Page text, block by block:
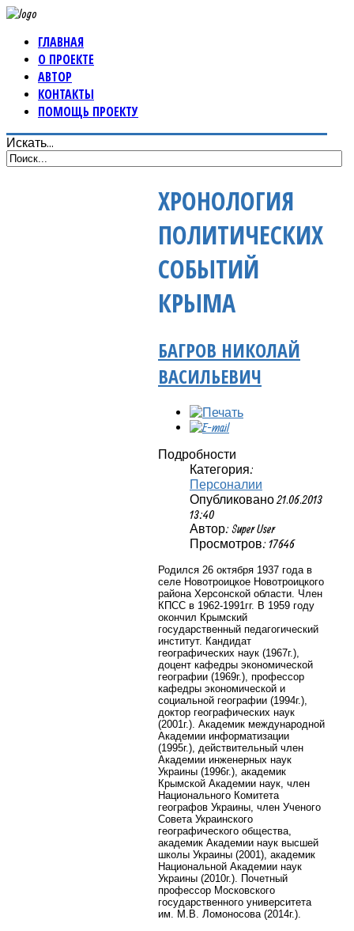
ГЛАВНАЯ
О ПРОЕКТЕ
АВТОР
КОНТАКТЫ
ПОМОЩЬ ПРОЕКТУ
Искать...
ХРОНОЛОГИЯ
ПОЛИТИЧЕСКИХ
СОБЫТИЙ
КРЫМА
БАГРОВ НИКОЛАЙ
ВАСИЛЬЕВИЧ
Подробности
Категория:
Персоналии
Опубликовано 21.06.2013
13:40
Автор: Super User
Просмотров: 17646
Родился 26 октября 1937 года в
селе Новотроицкое Новотроицкого
района Херсонской области. Член
КПСС в 1962-1991гг. В 1959 году
окончил Крымский
государственный педагогический
институт. Кандидат
географических наук (1967г.),
доцент кафедры экономической
географии (1969г.), профессор
кафедры экономической и
социальной географии (1994г.),
доктор географических наук
(2001г.). Академик международной
Академии информатизации
(1995г.), действительный член
Академии инженерных наук
Украины (1996г.), академик
Крымской Академии наук, член
Национального Комитета
географов Украины, член Ученого
Совета Украинского
географического общества,
академик Академии наук высшей
школы Украины (2001), академик
Национальной Академии наук
Украины (2010г.). Почетный
профессор Московского
государственного университета
им. М.В. Ломоносова (2014г.).